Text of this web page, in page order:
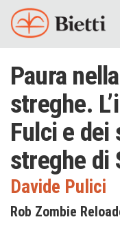
Paura
streghe.
Fulci e
streghe di
Davide Pulici
Rob Zombie